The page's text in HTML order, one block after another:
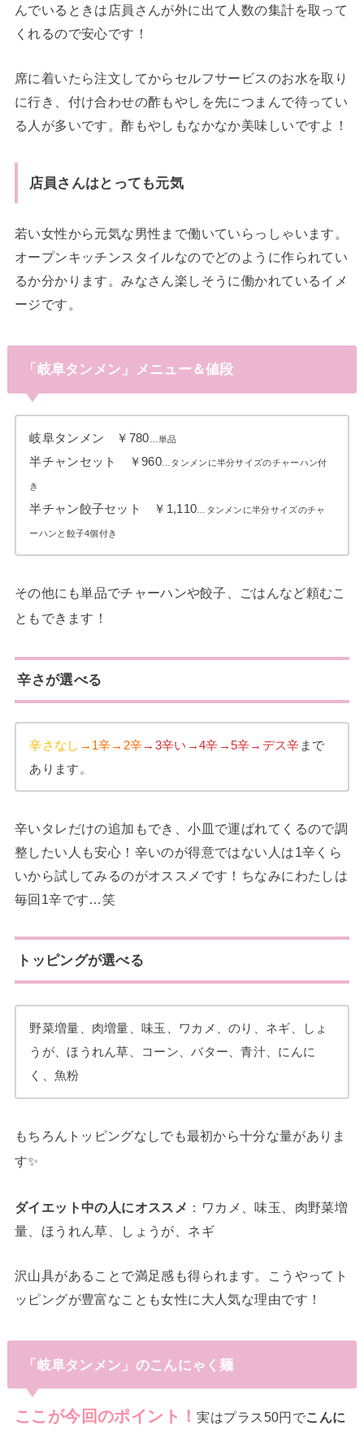
んでいるときは店員さんが外に出て人数の集計を取って
くれるので安心です！
席に着いたら注文してからセルフサービスのお水を取り
に行き、付け合わせの酢もやしを先につまんで待ってい
る人が多いです。酢もやしもなかなか美味しいですよ！
店員さんはとっても元気
若い女性から元気な男性まで働いていらっしゃいます。
オープンキッチンスタイルなのでどのように作られてい
るか分かります。みなさん楽しそうに働かれているイメ
ージです。
「岐阜タンメン」メニュー＆値段
岐阜タンメン ￥780 …単品
半チャンセット ￥960 …タンメンに半分サイズのチャーハン付
き
半チャン餃子セット ￥1,110 …タンメンに半分サイズのチャ
ーハンと餃子4個付き
その他にも単品でチャーハンや餃子、ごはんなど頼むこ
ともできます！
辛さが選べる
辛さなし →1辛→2辛→3辛い→4辛→5辛→デス辛 まで
あります。
辛いタレだけの追加もでき、小皿で運ばれてくるので調
整したい人も安心！辛いのが得意ではない人は1辛くら
いから試してみるのがオススメです！ちなみにわたしは
毎回1辛です…笑
トッピングが選べる
野菜増量、肉増量、味玉、ワカメ、のり、ネギ、しょ
うが、ほうれん草、コーン、バター、青汁、にんに
く、魚粉
もちろんトッピングなしでも最初から十分な量がありま
す✨
ダイエット中の人にオススメ ：ワカメ、味玉、肉野菜増
量、ほうれん草、しょうが、ネギ
沢山具があることで満足感も得られます。こうやってト
ッピングが豊富なことも女性に大人気な理由です！
「岐阜タンメン」のこんにゃく麺
ここが今回のポイント！実はプラス50円でこんに